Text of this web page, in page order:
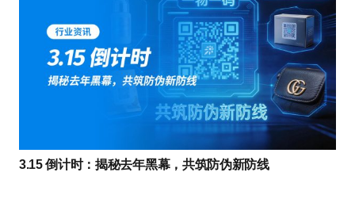
3.15 倒计时：揭秘去年黑幕，共筑防伪新防线